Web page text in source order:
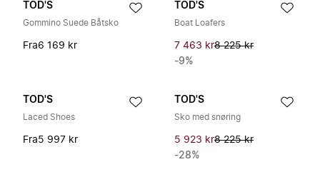
TOD'S
Gommino Suede Båtsko
Fra6 169 kr
TOD'S
Boat Loafers
7 463 kr8 225 kr
-9%
TOD'S
Laced Shoes
Fra5 997 kr
TOD'S
Sko med snøring
5 923 kr8 225 kr
-28%